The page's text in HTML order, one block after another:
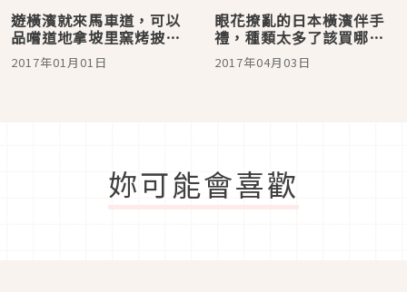
遊橫濱就來馬車道，可以
品嚐道地拿坡里窯烤披薩
名店「La Figlia del
Presidente」
2017年01月01日
眼花撩亂的日本橫濱伴手
禮，種類太多了該買哪一
個才好？
2017年04月03日
妳可能會喜歡